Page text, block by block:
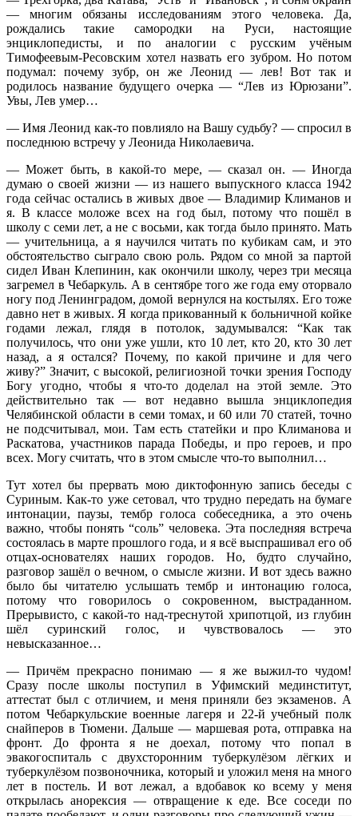
— многим обязаны исследованиям этого человека. Да,
рождались такие самородки на Руси, настоящие
энциклопедисты, и по аналогии с русским учёным
Тимофеевым-Ресовским хотел назвать его зубром. Но потом
подумал: почему зубр, он же Леонид — лев! Вот так и
родилось название будущего очерка — “Лев из Юрюзани”.
Увы, Лев умер…
— Имя Леонид как-то повлияло на Вашу судьбу? — спросил в
последнюю встречу у Леонида Николаевича.
— Может быть, в какой-то мере, — сказал он. — Иногда
думаю о своей жизни — из нашего выпускного класса 1942
года сейчас остались в живых двое — Владимир Климанов и
я. В классе моложе всех на год был, потому что пошёл в
школу с семи лет, а не с восьми, как тогда было принято. Мать
— учительница, а я научился читать по кубикам сам, и это
обстоятельство сыграло свою роль. Рядом со мной за партой
сидел Иван Клепинин, как окончили школу, через три месяца
загремел в Чебаркуль. А в сентябре того же года ему оторвало
ногу под Ленинградом, домой вернулся на костылях. Его тоже
давно нет в живых. Я когда прикованный к больничной койке
годами лежал, глядя в потолок, задумывался: “Как так
получилось, что они уже ушли, кто 10 лет, кто 20, кто 30 лет
назад, а я остался? Почему, по какой причине и для чего
живу?” Значит, с высокой, религиозной точки зрения Господу
Богу угодно, чтобы я что-то доделал на этой земле. Это
действительно так — вот недавно вышла энциклопедия
Челябинской области в семи томах, и 60 или 70 статей, точно
не подсчитывал, мои. Там есть статейки и про Климанова и
Раскатова, участников парада Победы, и про героев, и про
всех. Могу считать, что в этом смысле что-то выполнил…
Тут хотел бы прервать мою диктофонную запись беседы с
Суриным. Как-то уже сетовал, что трудно передать на бумаге
интонации, паузы, тембр голоса собеседника, а это очень
важно, чтобы понять “соль” человека. Эта последняя встреча
состоялась в марте прошлого года, и я всё выспрашивал его об
отцах-основателях наших городов. Но, будто случайно,
разговор зашёл о вечном, о смысле жизни. И вот здесь важно
было бы читателю услышать тембр и интонацию голоса,
потому что говорилось о сокровенном, выстраданном.
Прерывисто, с какой-то над-треснутой хрипотцой, из глубин
шёл суринский голос, и чувствовалось — это
невысказанное…
— Причём прекрасно понимаю — я же выжил-то чудом!
Сразу после школы поступил в Уфимский мединститут,
аттестат был с отличием, и меня приняли без экзаменов. А
потом Чебаркульские военные лагеря и 22-й учебный полк
снайперов в Тюмени. Дальше — маршевая рота, отправка на
фронт. До фронта я не доехал, потому что попал в
эвакогоспиталь с двухсторонним туберкулёзом лёгких и
туберкулёзом позвоночника, который и уложил меня на много
лет в постель. И вот лежал, а вдобавок ко всему у меня
открылась анорексия — отвращение к еде. Все соседи по